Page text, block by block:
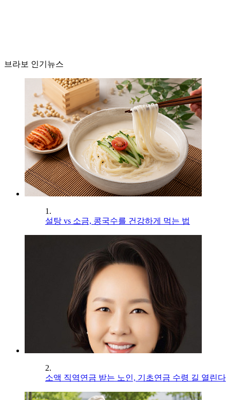
브라보 인기뉴스
1.
설탕 vs 소금, 콩국수를 건강하게 먹는 법
2.
소액 직역연금 받는 노인, 기초연금 수령 길 열린다